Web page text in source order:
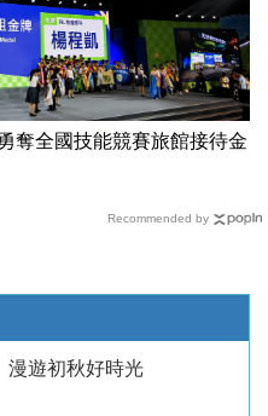
全國技能競賽旅館接待金
Recommended by
漫遊初秋好時光